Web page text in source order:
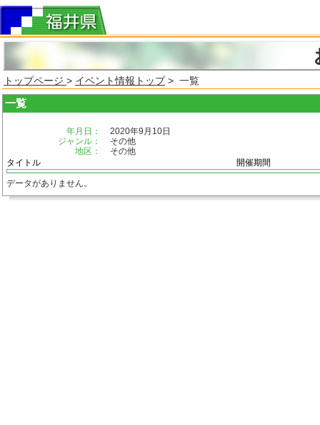
トップページ > イベント情報トップ> 一覧
一覧
年月日：
2020年9月10日
ジャンル：
その他
地区：
その他
タイトル
開催期間
データがありません。